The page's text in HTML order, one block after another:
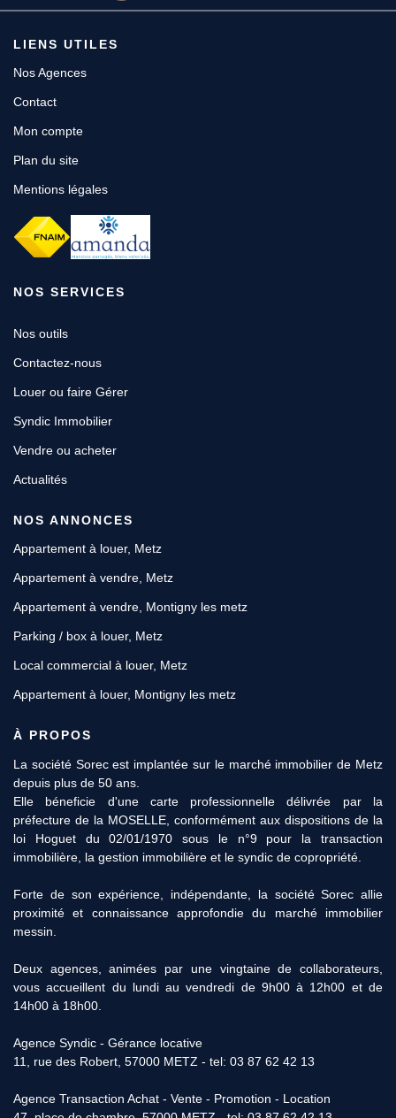
LIENS UTILES
Nos Agences
Contact
Mon compte
Plan du site
Mentions légales
NOS SERVICES
Nos outils
Contactez-nous
Louer ou faire Gérer
Syndic Immobilier
Vendre ou acheter
Actualités
NOS ANNONCES
Appartement à louer, Metz
Appartement à vendre, Metz
Appartement à vendre, Montigny les metz
Parking / box à louer, Metz
Local commercial à louer, Metz
Appartement à louer, Montigny les metz
À PROPOS
La société Sorec est implantée sur le marché immobilier de Metz
depuis plus de 50 ans.
Elle béneficie d'une carte professionnelle délivrée par la
préfecture de la MOSELLE, conformément aux dispositions de la
loi Hoguet du 02/01/1970 sous le n°9 pour la transaction
immobilière, la gestion immobilière et le syndic de copropriété.
Forte de son expérience, indépendante, la société Sorec allie
proximité et connaissance approfondie du marché immobilier
messin.
Deux agences, animées par une vingtaine de collaborateurs,
vous accueillent du lundi au vendredi de 9h00 à 12h00 et de
14h00 à 18h00.
Agence Syndic - Gérance locative
11, rue des Robert, 57000 METZ - tel: 03 87 62 42 13
Agence Transaction Achat - Vente - Promotion - Location